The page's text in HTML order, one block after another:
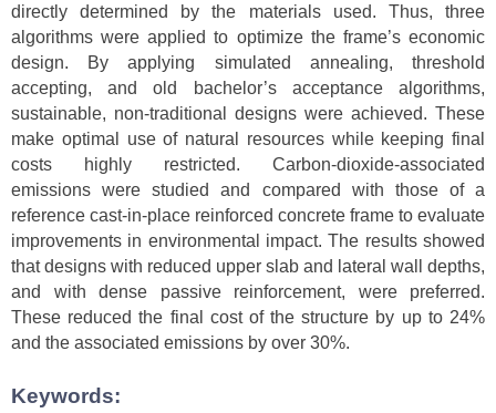
directly determined by the materials used. Thus, three
algorithms were applied to optimize the frame’s economic
design. By applying simulated annealing, threshold
accepting, and old bachelor’s acceptance algorithms,
sustainable, non-traditional designs were achieved. These
make optimal use of natural resources while keeping final
costs highly restricted. Carbon-dioxide-associated
emissions were studied and compared with those of a
reference cast-in-place reinforced concrete frame to evaluate
improvements in environmental impact. The results showed
that designs with reduced upper slab and lateral wall depths,
and with dense passive reinforcement, were preferred.
These reduced the final cost of the structure by up to 24%
and the associated emissions by over 30%.
Keywords: